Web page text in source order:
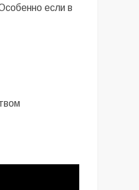
если в